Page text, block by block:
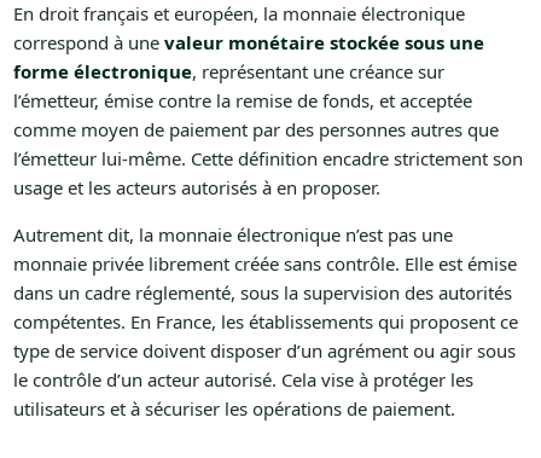
En droit français et européen, la monnaie électronique
correspond à une valeur monétaire stockée sous une
forme électronique, représentant une créance sur
l’émetteur, émise contre la remise de fonds, et acceptée
comme moyen de paiement par des personnes autres que
l’émetteur lui-même. Cette définition encadre strictement son
usage et les acteurs autorisés à en proposer.
Autrement dit, la monnaie électronique n’est pas une
monnaie privée librement créée sans contrôle. Elle est émise
dans un cadre réglementé, sous la supervision des autorités
compétentes. En France, les établissements qui proposent ce
type de service doivent disposer d’un agrément ou agir sous
le contrôle d’un acteur autorisé. Cela vise à protéger les
utilisateurs et à sécuriser les opérations de paiement.